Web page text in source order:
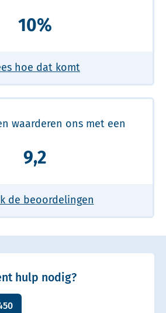
10%
hoe dat komt
waarderen ons met een
9,2
de beoordelingen
hulp nodig?